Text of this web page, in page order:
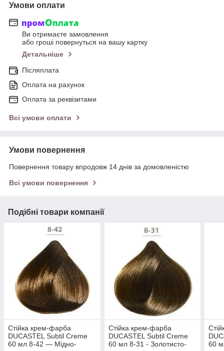
Умови оплати
Ви отримаєте замовлення
або гроші повернуться на вашу картку
Детальніше
Післяплата
Оплата на рахунок
Оплата за реквізитами
Всі умови оплати
Умови повернення
Повернення товару впродовж 14 днів за домовленістю
Всі умови повернення
Подібні товари компанії
Стійка крем-фарба
DUCASTEL Subtil Creme
60 мл 8-42 — Мідно-
Стійка крем-фарба
DUCASTEL Subtil Creme
60 мл 8-31 - Золотисто-
60